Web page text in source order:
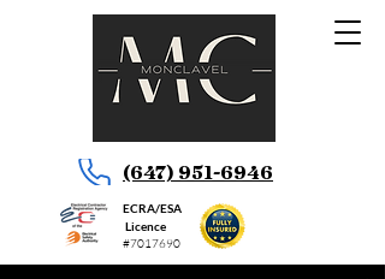
(647) 951-6946
ECRA/ESA
Licence
#7017690